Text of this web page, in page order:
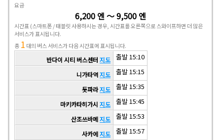
요금
6,200 엔 ～ 9,500 엔
시간표 (스마트폰 / 태블릿 사용하시는 경우, 시간표를 오른쪽으로 스와이프하면 더 많은
서비스가 표시됩니다.
총 1 대의 버스 서비스가 다음 시간표에 표시됩니다.
반다이 시티 버스센터 지도 출발 15:10
니가타역지도 출발 15:15
돗파라지도 출발 15:35
마키카타히가시 지도 출발 15:45
산조쓰바메지도 출발 15:53
사카에지도 출발 15:57